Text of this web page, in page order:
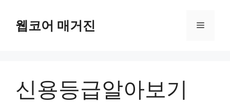
웹코어 매거진 메
신용등급알아보기